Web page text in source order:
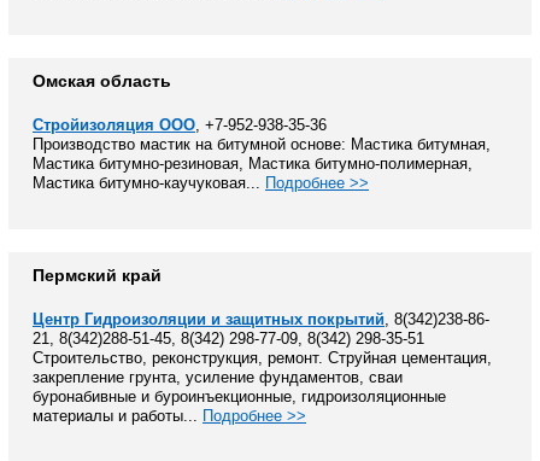
Омская область
Стройизоляция ООО, +7-952-938-35-36
Производство мастик на битумной основе: Мастика битумная,
Мастика битумно-резиновая, Мастика битумно-полимерная,
Мастика битумно-каучуковая... Подробнее >>
Пермский край
Центр Гидроизоляции и защитных покрытий, 8(342)238-86-
21, 8(342)288-51-45, 8(342) 298-77-09, 8(342) 298-35-51
Строительство, реконструкция, ремонт. Струйная цементация,
закрепление грунта, усиление фундаментов, сваи
буронабивные и буроинъекционные, гидроизоляционные
материалы и работы... Подробнее >>